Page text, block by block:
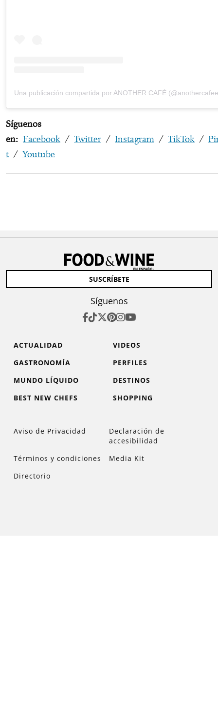
Una publicación compartida por ANOTHER CAFÉ
Síguenos
en: Facebook / Twitter / Instagram / TikTok /
t / Youtube
SUSCRÍBETE
Síguenos
ACTUALIDAD
VIDEOS
GASTRONOMÍA
PERFILES
MUNDO LÍQUIDO
DESTINOS
BEST NEW CHEFS
SHOPPING
Aviso de Privacidad
Declaración de
accesibilidad
Términos y condiciones
Media Kit
Directorio